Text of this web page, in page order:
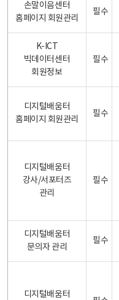
손말이음센터
홈페이지 회원관리
필수
K-ICT
빅데이터센터
회원정보
필수
디지털배움터
홈페이지 회원관리
필수
디지털배움터
강사/서포터즈
관리
필수
디지털배움터
문의자 관리
필수
디지털배움터